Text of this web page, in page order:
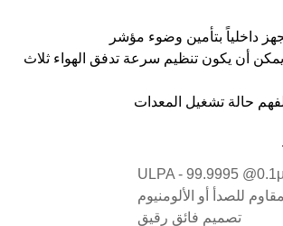
داخلياً بتأمين وضوء مؤشر
أن يكون تنظيم سرعة تدفق الهواء ثلاث
حالة تشغيل المعدات
للصدأ أو الألومنيوم
تصميم فائق رقيق